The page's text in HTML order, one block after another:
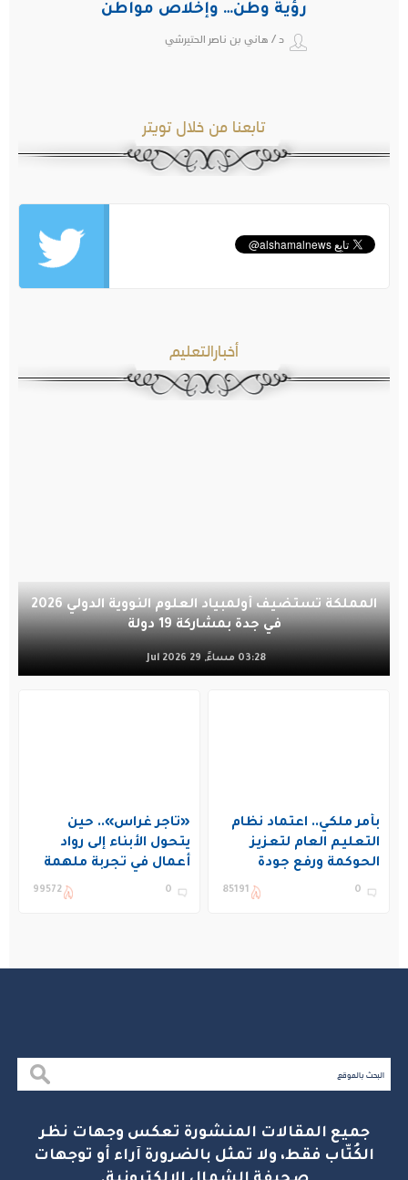
رؤية وطن… وإخلاص مواطن
د / هاني بن ناصر الحتيرشي
تابعنا من خلال تويتر
أخبارالتعليم
المملكة تستضيف أولمبياد العلوم النووية الدولي 2026
في جدة بمشاركة 19 دولة
03:28 مساءً, 29 Jul 2026
بأمر ملكي.. اعتماد نظام
التعليم العام لتعزيز
الحوكمة ورفع جودة
التعليم في المملكة
0
85191
«تاجر غراس».. حين
يتحول الأبناء إلى رواد
أعمال في تجربة ملهمة
بنادي غراس الصيفي
0
99572
جميع المقالات المنشورة تعكس وجهات نظر
الكُتّاب فقط، ولا تمثل بالضرورة آراء أو توجهات